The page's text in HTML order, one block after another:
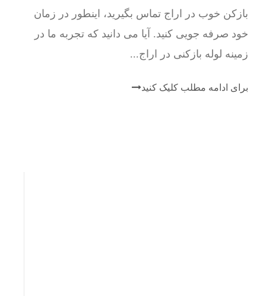
بازکن خوب در اراج تماس بگیرید، اینطور در زمان
خود صرفه جویی کنید. آیا می دانید که تجربه ما در
زمینه لوله بازکنی در اراج...
برای ادامه مطلب کلیک کنید